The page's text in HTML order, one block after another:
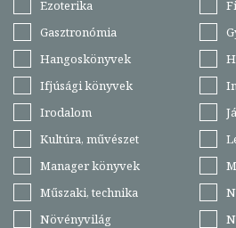
Ezoterika
Gasztronómia
Hangoskönyvek
Ifjúsági könyvek
Irodalom
Kultúra, művészet
Manager könyvek
Műszaki, technika
Növényvilág